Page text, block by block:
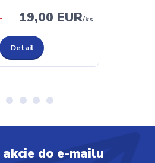
19,00 EUR/ks
Detail
do e-mailu